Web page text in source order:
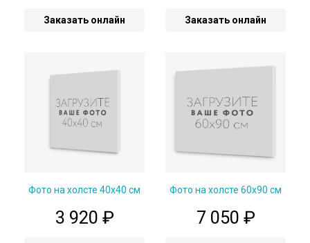
Заказать онлайн Заказать онлайн
Фото на холсте 40х40 см
3 920 ₽
Фото на холсте 60х90 см
7 050 ₽